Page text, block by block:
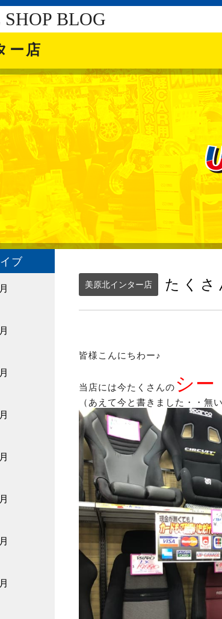
BLOG
ー店
ブ
美原北インター店 たく
皆様こんにちわー♪
当店には今たくさんの シー
（あえて今と書きました・・無